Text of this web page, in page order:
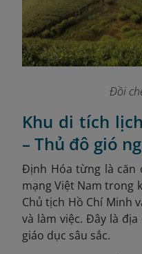
Đồi
Khu di tích
– Thủ đô gió
Định Hóa từng là căn
mạng Việt Nam trong
Chủ tịch Hồ Chí Minh
và làm việc. Đây là
giáo dục sâu sắc.